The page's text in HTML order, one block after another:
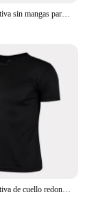
y
blend of
and
The
a full range
you
practicing
activity,
Camiseta deportiva sin mangas para hombre, chaleco transpirable de secado rápido para correr, entrenamiento, Maratón, Fitness
Camiseta deportiva de cuello redondo de secado rápido, camiseta de gimnasio y Fitness, camiseta de entrenamiento para correr, ropa deportiva transpirable para hombre, Jahюм Ж Jah Во Лет Hei